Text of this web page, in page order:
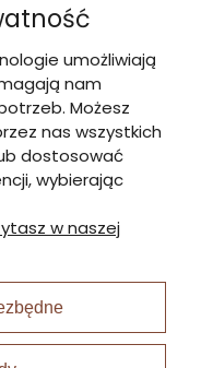
umożliwiają
nam
Możesz
nas wszystkich
dostosować
wybierając
w naszej